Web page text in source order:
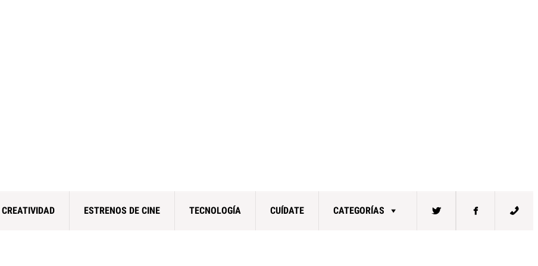
CREATIVIDAD ESTRENOS DE CINE TECNOLOGÍA CUÍDATE CATEGORÍAS